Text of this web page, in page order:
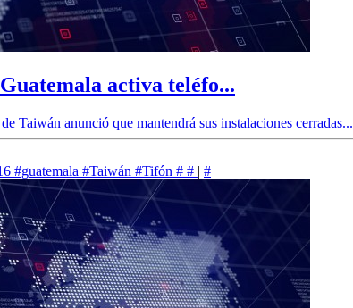
activa teléfo...
Taiwán anunció que mantendrá sus instalaciones cerradas...
#guatemala #Taiwán #Tifón # # | #